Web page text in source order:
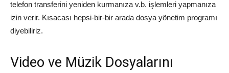
telefon transferini yeniden kurmanıza v.b. işlemleri yapmanıza
izin verir. Kısacası hepsi-bir-bir arada dosya yönetim programı
diyebiliriz.
Video ve Müzik Dosyalarını